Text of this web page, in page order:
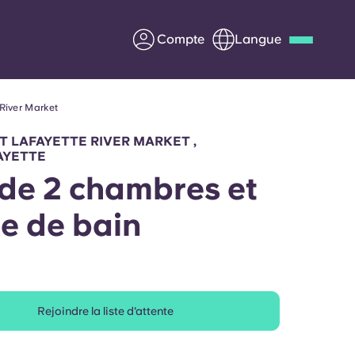
Compte Langue
S'associer à Yugo
parents
Market
LAFAYETTE RIVER MARKET ,
2 chambres et
de bain
Rejoindre la liste d'attente